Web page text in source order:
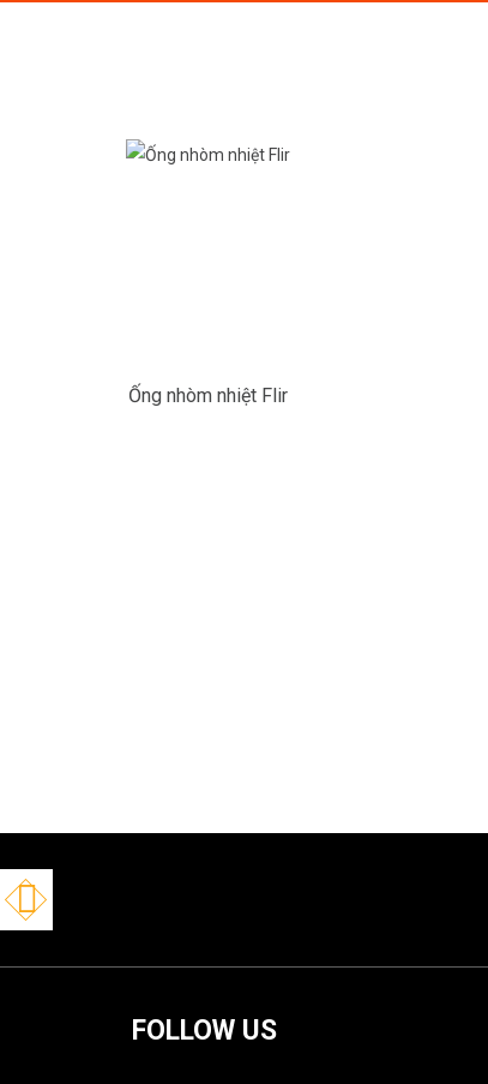
Ống nhòm nhiệt Flir
FOLLOW US